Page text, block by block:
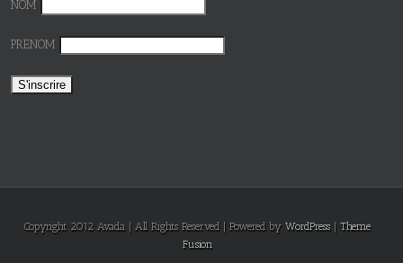
NOM
PRENOM
Copyright 2012 Avada | All Rights Reserved | Powered by WordPress| Theme
Fusion